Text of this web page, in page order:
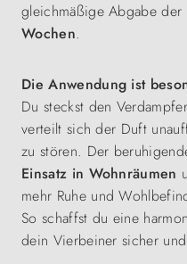
gleichmäßige Abgabe
Wochen.
Die Anwendung ist
Du steckst den
verteilt sich der Duft
zu stören. Der
Einsatz in Wohnräumen
mehr Ruhe und
So schaffst du eine
dein Vierbeiner sicher